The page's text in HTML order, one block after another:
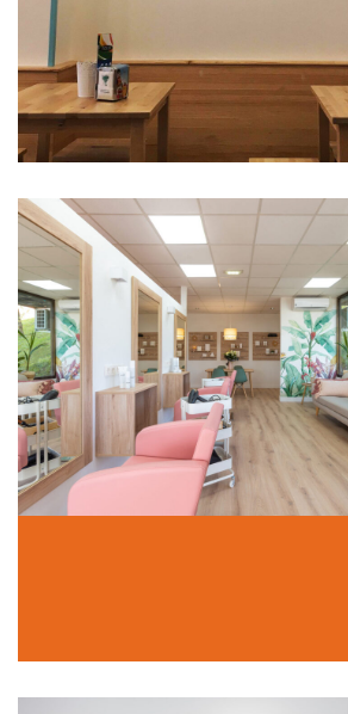
Salón de peluquería-
In Local comercial